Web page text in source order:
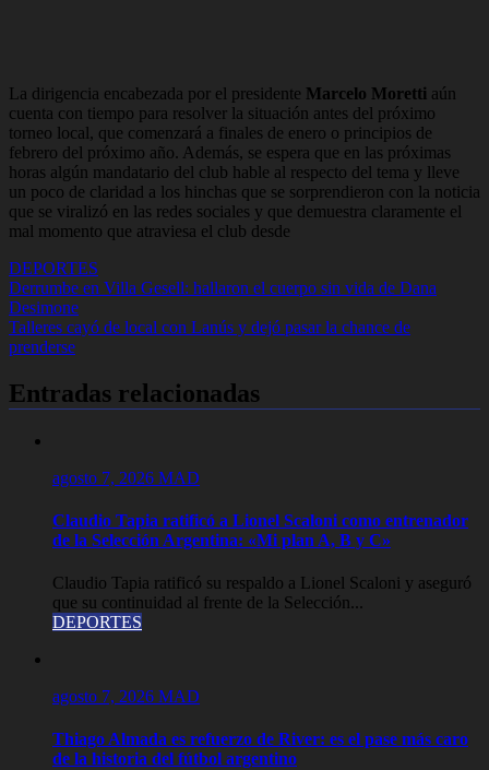
La dirigencia encabezada por el presidente Marcelo Moretti aún
cuenta con tiempo para resolver la situación antes del próximo
torneo local, que comenzará a finales de enero o principios de
febrero del próximo año. Además, se espera que en las próximas
horas algún mandatario del club hable al respecto del tema y lleve
un poco de claridad a los hinchas que se sorprendieron con la noticia
que se viralizó en las redes sociales y que demuestra claramente el
mal momento que atraviesa el club desde
DEPORTES
Navegación
de
entradas
Derrumbe en Villa Gesell: hallaron el cuerpo sin vida de Dana
Desimone
Talleres cayó de local con Lanús y dejó pasar la chance de
prenderse
Entradas relacionadas
agosto 7, 2026 MAD
Claudio Tapia ratificó a Lionel Scaloni como entrenador
de la Selección Argentina: «Mi plan A, B y C»
Claudio Tapia ratificó su respaldo a Lionel Scaloni y aseguró
que su continuidad al frente de la Selección...
DEPORTES
agosto 7, 2026 MAD
Thiago Almada es refuerzo de River: es el pase más caro
de la historia del fútbol argentino